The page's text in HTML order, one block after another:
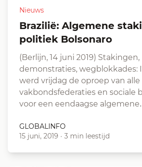
Nieuws
Brazilië: Algemene staking tegen
politiek Bolsonaro
(Berlijn, 14 juni 2019) Stakingen,
demonstraties, wegblokkades:
werd vrijdag de oproep van
vakbondsfederaties en sociale
voor een eendaagse
GLOBALINFO
15 juni, 2019 · 3 min leestijd